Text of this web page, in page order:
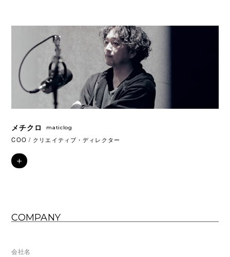
メチクロ maticlog
COO / クリエイティブ・ディレクター
＋
COMPANY
会社名